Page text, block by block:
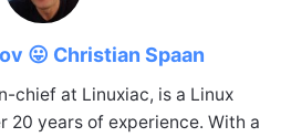
😛 Christian Spaan
chief at Linuxiac, is a Linux
20 years of experience. With a